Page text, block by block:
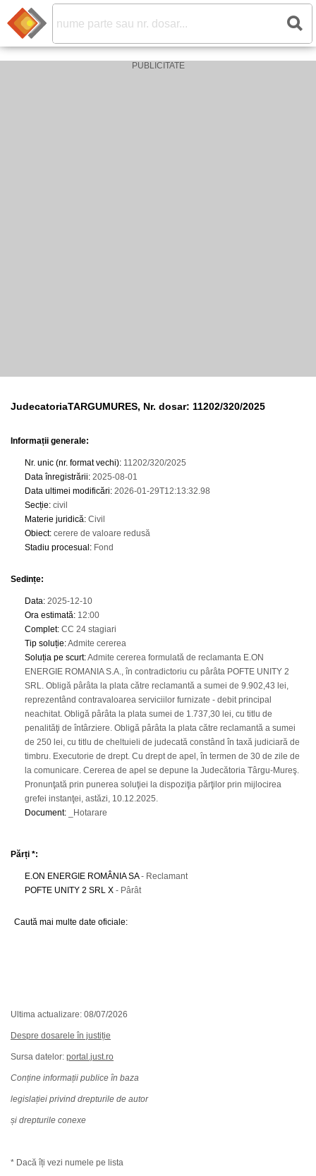
JudecatoriaTARGUMURES, Nr. dosar: 11202/320/2025
Informații generale:
Nr. unic (nr. format vechi): 11202/320/2025
Data înregistrării: 2025-08-01
Data ultimei modificări: 2026-01-29T12:13:32.98
Secție: civil
Materie juridică: Civil
Obiect: cerere de valoare redusă
Stadiu procesual : Fond
Sedințe:
Data: 2025-12-10
Ora estimată: 12:00
Complet: CC 24 stagiari
Tip soluție:Admite cererea
Soluția pe scurt:Admite cererea formulată de reclamanta E.ON
ENERGIE ROMANIA S.A., în contradictoriu cu pârâta POFTE UNITY 2
SRL. Obligă pârâta la plata către reclamantă a sumei de 9.902,43 lei,
reprezentând contravaloarea serviciilor furnizate - debit principal
neachitat. Obligă pârâta la plata sumei de 1.737,30 lei, cu titlu de
penalităţi de întârziere. Obligă pârâta la plata către reclamantă a sumei
de 250 lei, cu titlu de cheltuieli de judecată constând în taxă judiciară de
timbru. Executorie de drept. Cu drept de apel, în termen de 30 de zile de
la comunicare. Cererea de apel se depune la Judecătoria Târgu-Mureş.
Pronunţată prin punerea soluţiei la dispoziţia părţilor prin mijlocirea
grefei instanţei, astăzi, 10.12.2025.
Document: _Hotarare
Părți *:
E.ON ENERGIE ROMÂNIA SA- Reclamant
POFTE UNITY 2 SRL X - Pârât
Caută mai multe date oficiale:
Ultima actualizare: 08/07/2026
Despre dosarele în justiție
Sursa datelor: portal.just.ro
Conține informații publice în baza
legislației privind drepturile de autor
și drepturile conexe
* Dacă îți vezi numele pe lista